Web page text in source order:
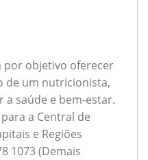
por objetivo oferecer
de um nutricionista,
saúde e bem-estar.
a Central de
e Regiões
1073 (Demais